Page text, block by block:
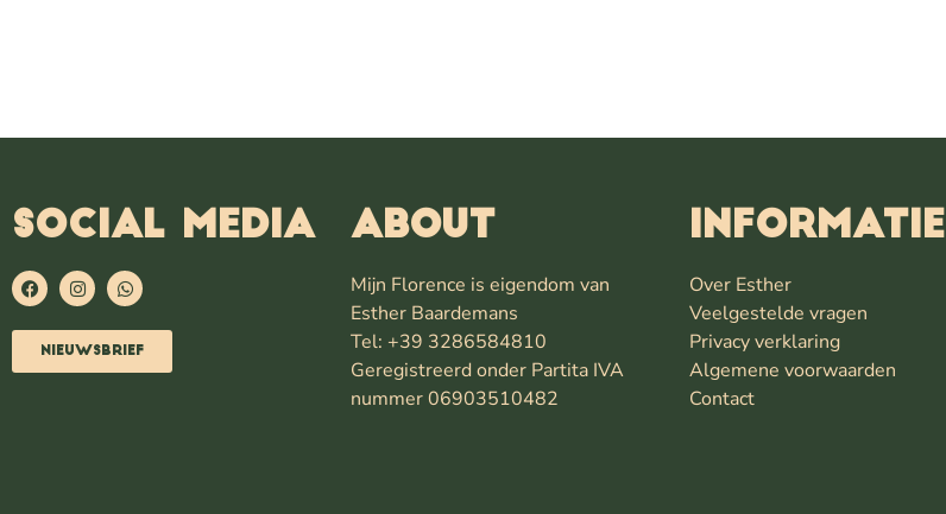
SOCIAL MEDIA
Nieuwsbrief
ABOUT
Mijn Florence is eigendom van
Esther Baardemans
Tel: +39 3286584810
Geregistreerd onder Partita IVA
nummer 06903510482
INFORMATIE
Over Esther
Veelgestelde vragen
Privacy verklaring
Algemene voorwaarden
Contact